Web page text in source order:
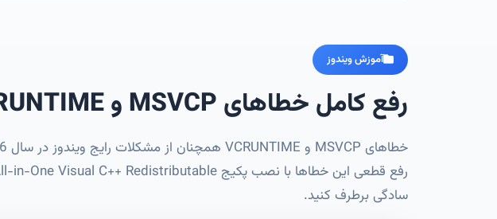
آموزش ویندوز
رفع کامل خطاهای MSVCP و VCRUNTIME در ویندوز 2026
سادگی برطرف کنید.